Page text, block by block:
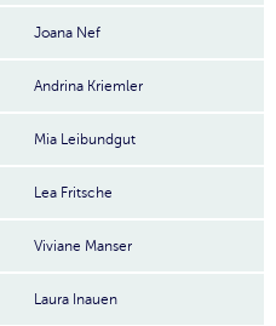
Joana Nef
Andrina Kriemler
Mia Leibundgut
Lea Fritsche
Viviane Manser
Laura Inauen